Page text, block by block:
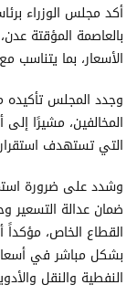
أكد مجلس الوزراء
بالعاصمة المؤقتة
الأسعار، بما
وجدد المجلس تأكيده
المخالفين، مشيرًا
التي تستهدف
وشدد على ضرورة
ضمان عدالة التسعير
القطاع الخاص،
بشكل مباشر في
النفطية والنقل